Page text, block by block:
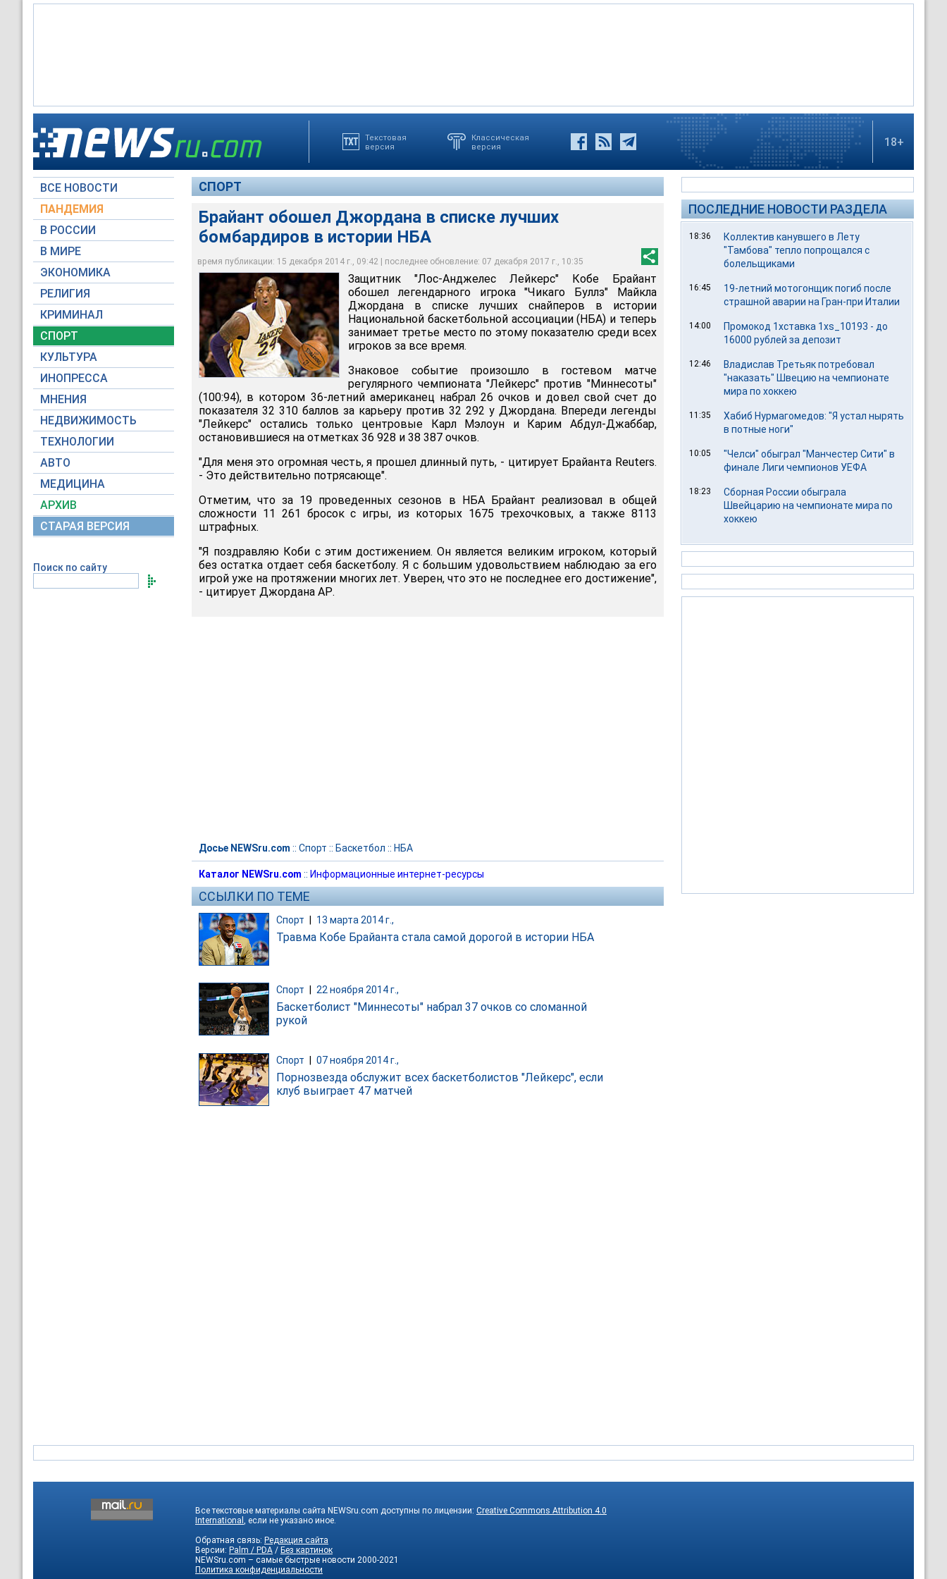
Текстовая
версия
Классическая
версия
18+
ВСЕ НОВОСТИ
ПАНДЕМИЯ
В РОССИИ
В МИРЕ
ЭКОНОМИКА
РЕЛИГИЯ
КРИМИНАЛ
СПОРТ
КУЛЬТУРА
ИНОПРЕССА
МНЕНИЯ
НЕДВИЖИМОСТЬ
ТЕХНОЛОГИИ
АВТО
МЕДИЦИНА
АРХИВ
СТАРАЯ ВЕРСИЯ
Поиск по сайту
СПОРТ
Брайант обошел Джордана в списке лучших
бомбардиров в истории НБА
время публикации: 15 декабря 2014 г., 09:42 | последнее обновление: 07 декабря 2017 г., 10:35
Брайант обошел Джордана в списке лучших бомбардиров в истории НБА
Global Look Press
Защитник "Лос-Анджелес Лейкерс" Кобе Брайант
обошел легендарного игрока "Чикаго Буллз" Майкла
Джордана в списке лучших снайперов в истории
Национальной баскетбольной ассоциации (НБА) и теперь
занимает третье место по этому показателю среди всех
игроков за все время.
Знаковое событие произошло в гостевом матче
регулярного чемпионата "Лейкерс" против "Миннесоты"
(100:94), в котором 36-летний американец набрал 26 очков и довел свой счет до
показателя 32 310 баллов за карьеру против 32 292 у Джордана. Впереди легенды
"Лейкерс" остались только центровые Карл Мэлоун и Карим Абдул-Джаббар,
остановившиеся на отметках 36 928 и 38 387 очков.
"Для меня это огромная честь, я прошел длинный путь, - цитирует Брайанта Reuters.
- Это действительно потрясающе".
Отметим, что за 19 проведенных сезонов в НБА Брайант реализовал в общей
сложности 11 261 бросок с игры, из которых 1675 трехочковых, а также 8113
штрафных.
"Я поздравляю Коби с этим достижением. Он является великим игроком, который
без остатка отдает себя баскетболу. Я с большим удовольствием наблюдаю за его
игрой уже на протяжении многих лет. Уверен, что это не последнее его достижение",
- цитирует Джордана АР.
Досье NEWSru.com :: Спорт :: Баскетбол :: НБА
Каталог NEWSru.com :: Информационные интернет-ресурсы
ССЫЛКИ ПО ТЕМЕ
Спорт 13 марта 2014 г.,
Травма Кобе Брайанта стала самой дорогой в истории НБА
Спорт 22 ноября 2014 г.,
Баскетболист "Миннесоты" набрал 37 очков со сломанной
рукой
Спорт 07 ноября 2014 г.,
Порнозвезда обслужит всех баскетболистов "Лейкерс", если
клуб выиграет 47 матчей
ПОСЛЕДНИЕ НОВОСТИ РАЗДЕЛА
18:36
Коллектив канувшего в Лету
"Тамбова" тепло попрощался с
болельщиками
16:45
19-летний мотогонщик погиб после
страшной аварии на Гран-при Италии
14:00
Промокод 1хставка 1xs_10193 - до
16000 рублей за депозит
12:46
Владислав Третьяк потребовал
"наказать" Швецию на чемпионате
мира по хоккею
11:35
Хабиб Нурмагомедов: "Я устал нырять
в потные ноги"
10:05
"Челси" обыграл "Манчестер Сити" в
финале Лиги чемпионов УЕФА
18:23
Сборная России обыграла
Швейцарию на чемпионате мира по
хоккею
Все текстовые материалы сайта NEWSru.com доступны по лицензии: Creative Commons Attribution 4.0
International
, если не указано иное.
Обратная связь: Редакция сайта
Версии: Palm / PDA / Без картинок
NEWSru.com – самые быстрые новости 2000-2021
Политика конфиденциальности